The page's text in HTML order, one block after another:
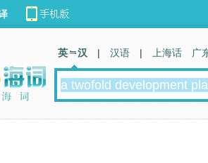
英 汉 | 汉语 | 上海话 广